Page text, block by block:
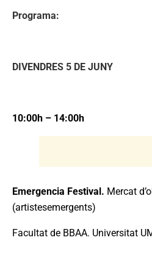
Programa:
DIVENDRES 5 DE JUNY
10:00h – 14:00h
Emergencia Festival. Mercat
(artistesemergents)
Facultat de BBAA. Universitat